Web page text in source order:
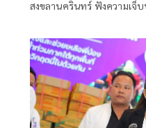
สงขลานครินทร์ ฟังความเจ็
วอนนายกฯ เร่งเยียวยาตาม